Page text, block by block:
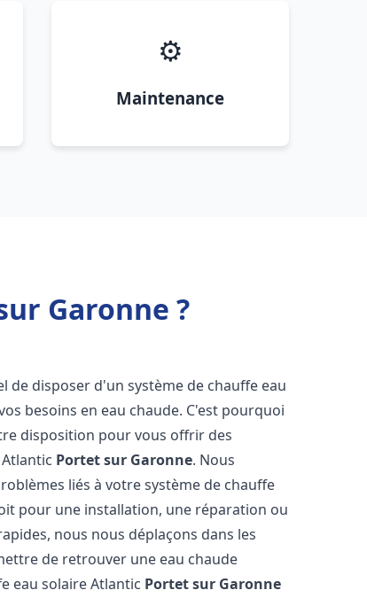
⚙️
Maintenance
Garonne ?
de disposer d'un système de chauffe eau
besoins en eau chaude. C'est pourquoi
disposition pour vous offrir des
Portet sur Garonne. Nous
liés à votre système de chauffe
pour une installation, une réparation ou
nous nous déplaçons dans les
de retrouver une eau chaude
eau solaire Atlantic Portet sur Garonne